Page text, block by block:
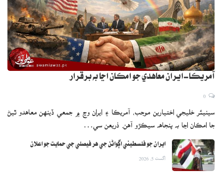
آمريڪا-ايران معاهدي جو امڪان اڃا به برقرار
سينيئر خليجي اختيارين موجب، آمريڪا ۽ ايران وچ ۾ جمعي ڏينهن معاهدو ٿيڻ
جا امڪان اڃا به پنجاهه سيڪڙو آهن. ذريعن سي…
ايران جو فلسطيني اڳواڻن جي هر فيصلي جي حمايت جو اعلان
اگست 5, 2026